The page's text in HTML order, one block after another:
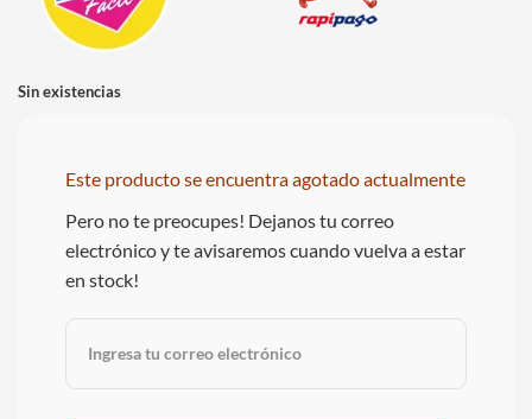
Sin existencias
Este producto se encuentra agotado actualmente
Pero no te preocupes! Dejanos tu correo
electrónico y te avisaremos cuando vuelva a estar
en stock!